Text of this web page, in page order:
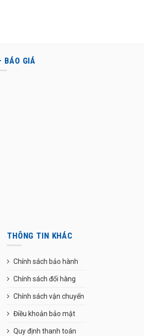
BÁO GIÁ
THÔNG TIN KHÁC
Chính sách bảo hành
Chính sách đổi hàng
Chính sách vận chuyển
Điều khoản bảo mật
Quy định thanh toán